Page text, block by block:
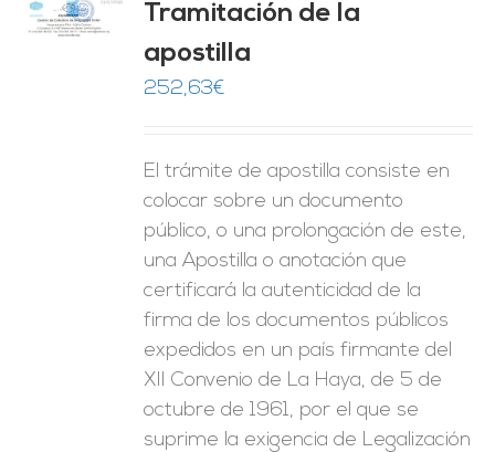
Tramitación de la
apostilla
252,63€
El trámite de apostilla consiste en
colocar sobre un documento
público, o una prolongación de este,
una Apostilla o anotación que
certificará la autenticidad de la
firma de los documentos públicos
expedidos en un país firmante del
XII Convenio de La Haya, de 5 de
octubre de 1961, por el que se
suprime la exigencia de Legalización